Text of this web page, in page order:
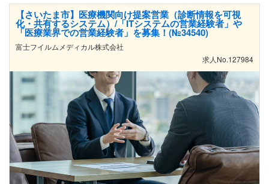
【さいたま市】医療機関向け提案営業（診断情報を可視
化・共有するシステム）/「ITシステムの営業経験者」や
「医療業界での営業経験者」を募集！(№34540)
富士フイルムメディカル株式会社
求人No.127984